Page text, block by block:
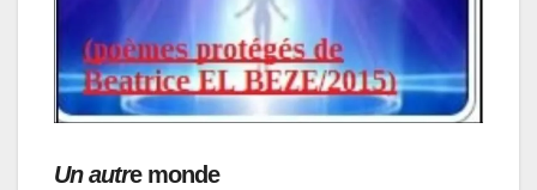
Un autre monde